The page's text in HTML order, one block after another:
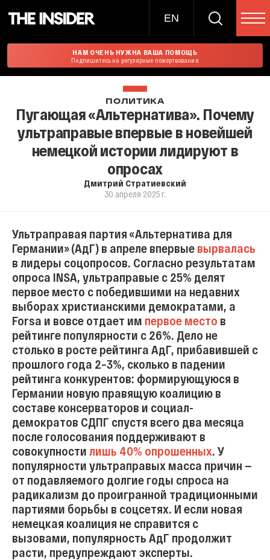
EN
НАМ ОЧЕНЬ НУЖНА ВАША ПОМОЩЬ
Подпишитесь на регулярные пожертвования
ПОЛИТИКА
Пугающая «Альтернатива». Почему
ультраправые впервые в новейшей
немецкой истории лидируют в
опросах
Дмитрий Стратиевский
30 апреля 2025 г.
Ультраправая партия «Альтернатива для
Германии» (АдГ) в апреле впервые вырвалась
в лидеры соцопросов. Согласно результатам
опроса INSA, ультраправые с 25% делят
первое место с победившими на недавних
выборах христианскими демократами, а
Forsa и вовсе отдает им первое место в
рейтинге популярности с 26%. Дело не
столько в росте рейтинга АдГ, прибавившей с
прошлого года 2–3%, сколько в падении
рейтинга конкурентов: формирующуюся в
Германии новую правящую коалицию в
составе консерваторов и социал-
демократов СДПГ спустя всего два месяца
после голосования поддерживают в
совокупности лишь 40% опрошенных. У
популярности ультраправых масса причин —
от подавляемого долгие годы спроса на
радикализм до проигранной традиционными
партиями борьбы в соцсетях. И если новая
немецкая коалиция не справится с
вызовами, популярность АдГ продолжит
расти, предупреждают эксперты.